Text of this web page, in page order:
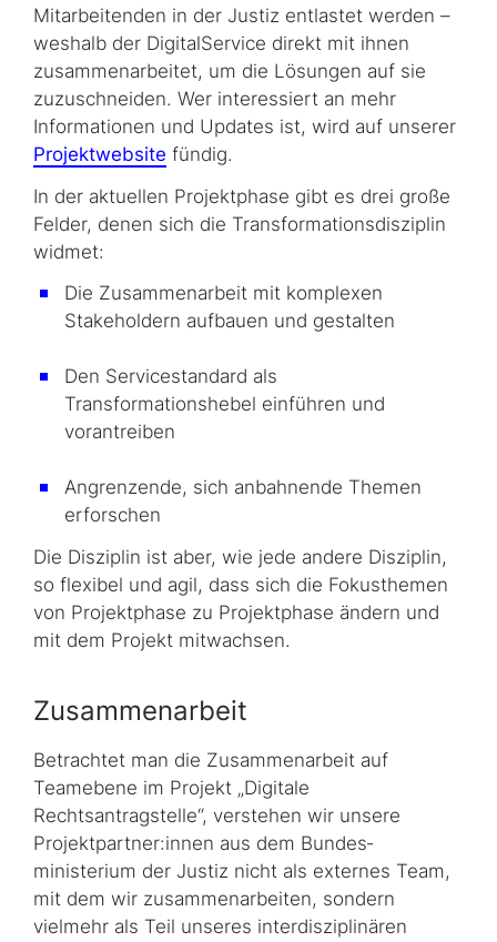
Mitarbeitenden in der Justiz entlastet werden –
weshalb der DigitalService direkt mit ihnen
zusammenarbeitet, um die Lösungen auf sie
zuzuschneiden. Wer interessiert an mehr
Informationen und Updates ist, wird auf unserer
Projektwebsite fündig.
In der aktuellen Projektphase gibt es drei große
Felder, denen sich die Transformations­disziplin
widmet:
Die Zusammenarbeit mit komplexen
Stakeholdern aufbauen und gestalten
Den Servicestandard als
Transformationshebel einführen und
vorantreiben
Angrenzende, sich anbahnende Themen
erforschen
Die Disziplin ist aber, wie jede andere Disziplin,
so flexibel und agil, dass sich die Fokusthemen
von Projektphase zu Projektphase ändern und
mit dem Projekt mitwachsen.
Zusammenarbeit
Betrachtet man die Zusammenarbeit auf
Teamebene im Projekt „Digitale
Rechtsantragstelle“, verstehen wir unsere
Projektpartner:innen aus dem Bundes­
ministerium der Justiz nicht als externes Team,
mit dem wir zusammenarbeiten, sondern
vielmehr als Teil unseres interdisziplinären